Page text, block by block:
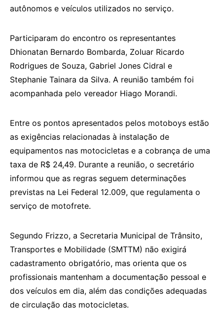
autônomos e veículos utilizados no serviço.
Participaram do encontro os representantes
Dhionatan Bernardo Bombarda, Zoluar Ricardo
Rodrigues de Souza, Gabriel Jones Cidral e
Stephanie Tainara da Silva. A reunião também foi
acompanhada pelo vereador Hiago Morandi.
Entre os pontos apresentados pelos motoboys estão
as exigências relacionadas à instalação de
equipamentos nas motocicletas e a cobrança de uma
taxa de R$ 24,49. Durante a reunião, o secretário
informou que as regras seguem determinações
previstas na Lei Federal 12.009, que regulamenta o
serviço de motofrete.
Segundo Frizzo, a Secretaria Municipal de Trânsito,
Transportes e Mobilidade (SMTTM) não exigirá
cadastramento obrigatório, mas orienta que os
profissionais mantenham a documentação pessoal e
dos veículos em dia, além das condições adequadas
de circulação das motocicletas.